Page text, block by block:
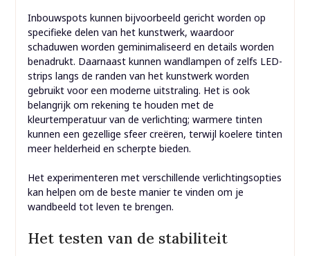
Inbouwspots kunnen bijvoorbeeld gericht worden op
specifieke delen van het kunstwerk, waardoor
schaduwen worden geminimaliseerd en details worden
benadrukt. Daarnaast kunnen wandlampen of zelfs LED-
strips langs de randen van het kunstwerk worden
gebruikt voor een moderne uitstraling. Het is ook
belangrijk om rekening te houden met de
kleurtemperatuur van de verlichting; warmere tinten
kunnen een gezellige sfeer creëren, terwijl koelere tinten
meer helderheid en scherpte bieden.
Het experimenteren met verschillende verlichtingsopties
kan helpen om de beste manier te vinden om je
wandbeeld tot leven te brengen.
Het testen van de stabiliteit